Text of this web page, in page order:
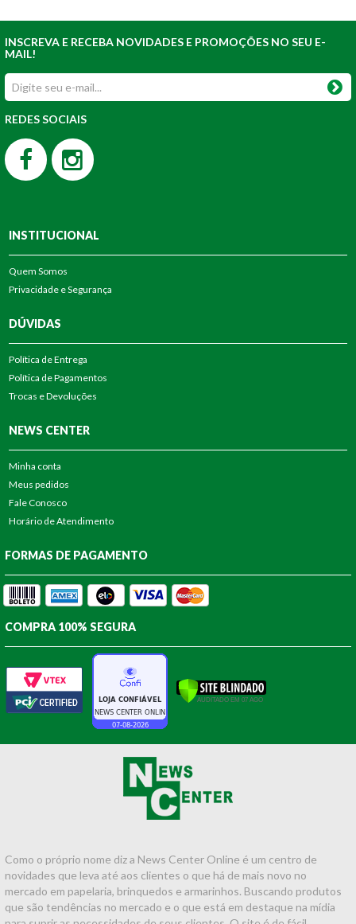
INSCREVA E RECEBA NOVIDADES E PROMOÇÕES NO SEU E-
MAIL!
REDES SOCIAIS
INSTITUCIONAL
Quem Somos
Privacidade e Segurança
DÚVIDAS
Política de Entrega
Política de Pagamentos
Trocas e Devoluções
NEWS CENTER
Minha conta
Meus pedidos
Fale Conosco
Horário de Atendimento
FORMAS DE PAGAMENTO
COMPRA 100% SEGURA
Como o próprio nome diz a News Center Online é um centro de
novidades que leva até aos clientes o que há de mais novo no
mercado em papelaria, brinquedos e armarinhos. Buscando produtos
que são tendências no mercado e o que está em destaque na mídia